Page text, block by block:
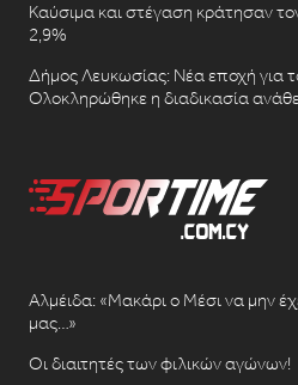
Καύσιμα και στέγαση κράτησαν
2,9%
Δήμος Λευκωσίας: Νέα εποχή για
Ολοκληρώθηκε η διαδικασία
Αλμέιδα: «Μακάρι ο Μέσι να μην
μας…»
Οι διαιτητές των φιλικών αγώνων!